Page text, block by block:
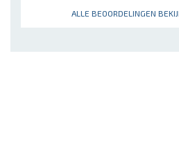
ALLE BEOORDELINGEN